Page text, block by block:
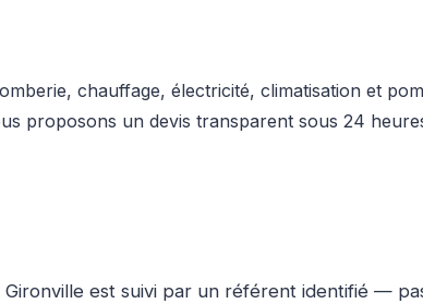
chauffage, électricité, climatisation et
proposons un devis transparent sous 24
est suivi par un référent identifié —